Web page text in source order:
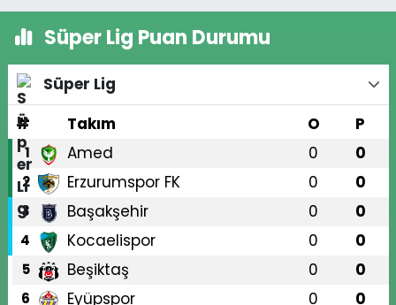
Süper Lig Puan Durumu
Süper Lig
#
Takım O P
1 Amed 0 0
2 Erzurumspor FK 0 0
3 Başakşehir 0 0
4 Kocaelispor 0 0
5 Beşiktaş 0 0
6 Eyüpspor 0 0